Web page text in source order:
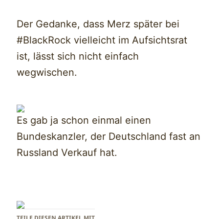
Der Gedanke, dass Merz später bei
#BlackRock vielleicht im Aufsichtsrat
ist, lässt sich nicht einfach
wegwischen.
Es gab ja schon einmal einen
Bundeskanzler, der Deutschland fast an
Russland Verkauf hat.